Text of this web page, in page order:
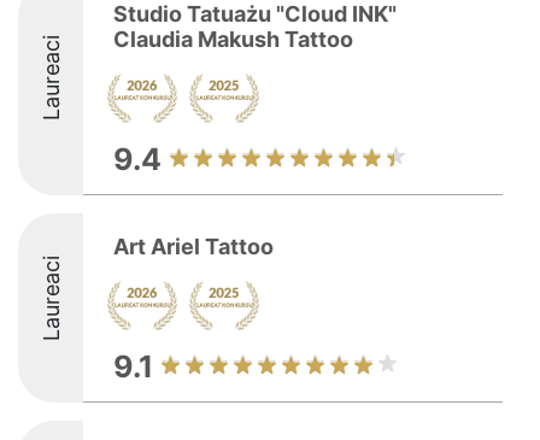
Laureaci
Studio Tatuażu "Cloud INK"
Claudia Makush Tattoo
9.4
Laureaci
Art Ariel Tattoo
9.1